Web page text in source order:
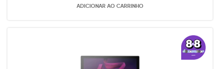
ADICIONAR AO CARRINHO